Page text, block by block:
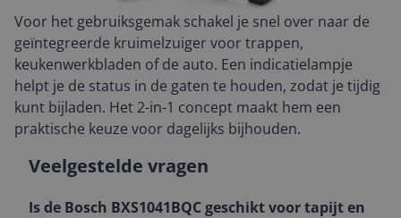
Voor het gebruiksgemak schakel je snel over naar de
geïntegreerde kruimelzuiger voor trappen,
keukenwerkbladen of de auto. Een indicatielampje
helpt je de status in de gaten te houden, zodat je tijdig
kunt bijladen. Het 2-in-1 concept maakt hem een
praktische keuze voor dagelijks bijhouden.
Veelgestelde vragen
Is de Bosch BXS1041BQC geschikt voor tapijt en